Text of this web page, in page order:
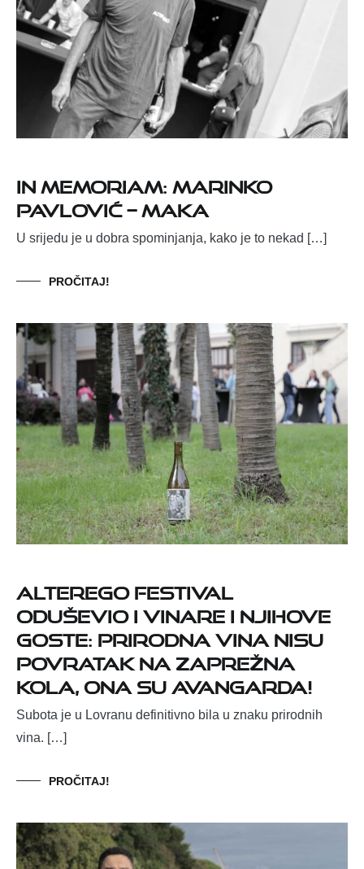
IN MEMORIAM: MARINKO
PAVLOVIĆ – MAKA
U srijedu je u dobra spominjanja, kako je to nekad […]
PROČITAJ!
Alterego festival
oduševio i vinare i njihove
goste: Prirodna vina nisu
povratak na zaprežna
kola, ona su avangarda!
Subota je u Lovranu definitivno bila u znaku prirodnih
vina. […]
PROČITAJ!